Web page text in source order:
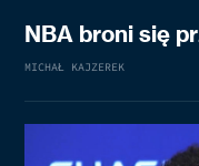
NBA broni się
MICHAŁ KAJZEREK